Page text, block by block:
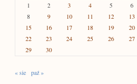
1 2 3 4 5 6
8
9 10 11 12 13
15
16 17 18 19 20
22
23 24 25 26 27
29
30
« sie paź »